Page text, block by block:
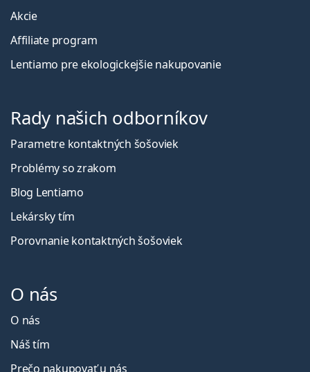
Akcie
Affiliate program
Lentiamo pre ekologickejšie nakupovanie
Rady našich odborníkov
Parametre kontaktných šošoviek
Problémy so zrakom
Blog Lentiamo
Lekársky tím
Porovnanie kontaktných šošoviek
O nás
O nás
Náš tím
Prečo nakupovať u nás